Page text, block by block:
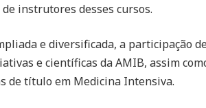
instrutores desses cursos.
e diversificada, a participação
e científicas da AMIB, assim
de título em Medicina Intensiva.